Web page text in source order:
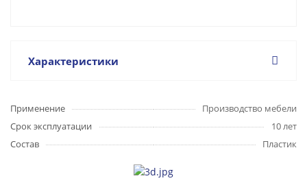
Характеристики
Применение
Производство мебели
Срок эксплуатации
10 лет
Состав
Пластик